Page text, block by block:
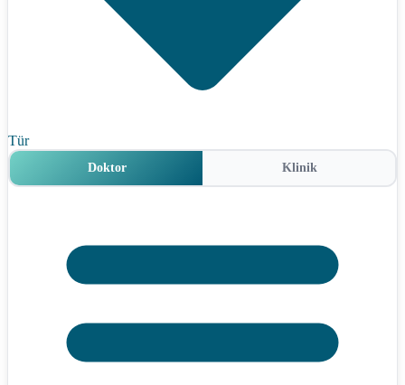
Tür
Doktor Klinik